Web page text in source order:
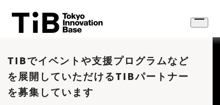
content
Open
menu
TIBでイベントや支援プログラムなど
を展開していただけるTIBパートナー
を募集しています